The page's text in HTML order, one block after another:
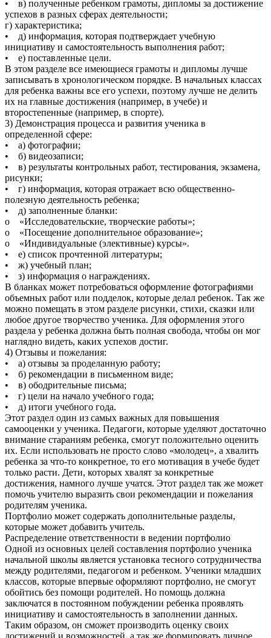
• в) полученные ребенком грамоты, дипломы за достижение
успехов в разных сферах деятельности;
г) характеристика;
• д) информация, которая подтверждает учебную
инициативу и самостоятельность выполнения работ;
• е) поставленные цели.
В этом разделе все имеющиеся грамоты и дипломы лучше
записывать в хронологическом порядке. В начальных классах
для ребенка важны все его успехи, поэтому лучше не делить
их на главные достижения (например, в учебе) и
второстепенные (например, в спорте).
3) Демонстрация процесса и развития ученика в
определенной сфере:
• а) фотографии;
• б) видеозаписи;
• в) результаты контрольных работ, тестирования, экзамена,
рисунки;
• г) информация, которая отражает всю общественно-
полезную деятельность ребенка;
• д) заполненные бланки:
o «Исследовательские, творческие работы»;
o «Посещение дополнительное образование»;
o «Индивидуальные (элективные) курсы».
• е) список прочтенной литературы;
• ж) учебный план;
• з) информация о награждениях.
В бланках может потребоваться оформление фотографиями
объемных работ или подделок, которые делал ребенок. Так же
можно помещать в этом разделе рисунки, стихи, сказки или
любое другое творчество ученика. Для оформления этого
раздела у ребенка должна быть полная свобода, чтобы он мог
наглядно видеть, каких успехов достиг.
4) Отзывы и пожелания:
• а) отзывы за проделанную работу;
• б) рекомендации в письменном виде;
• в) ободрительные письма;
• г) цели на начало учебного года;
• д) итоги учебного года.
Этот раздел один из самых важных для повышения
самооценки у ученика. Педагоги, которые уделяют достаточно
внимание стараниям ребенка, смогут положительно оценить
их. Если использовать не просто слово «молодец», а хвалить
ребенка за что-то конкретное, то его мотивация в учебе будет
только расти. Дети, которых хвалят за конкретные
достижения, намного лучше учатся. Этот раздел так же может
помочь учителю выразить свои рекомендации и пожелания
родителям ученика.
Портфолио может содержать дополнительные разделы,
которые может добавить учитель.
Распределение ответственности в ведении портфолио
Одной из основных целей составления портфолио ученика
начальной школы является установка тесного сотрудничества
между родителями, педагогом и ребенком. Ученики младших
классов, которые впервые оформляют портфолио, не смогут
обойтись без помощи родителей. Но помощь должна
заключатся в постоянном побуждении ребенка проявлять
инициативу и самостоятельность в заполнении данных.
Таким образом, он сможет производить оценку своих
достижений и возможностей, а так же формировать личное